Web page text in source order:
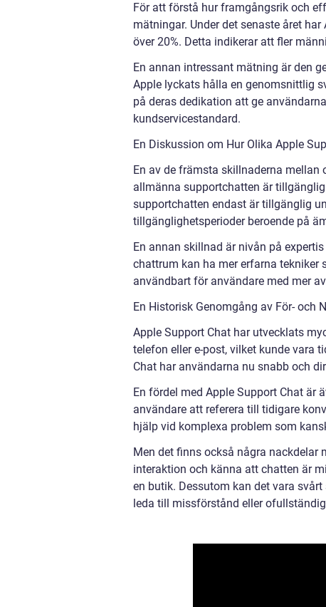
För att förstå hur framgångsrik och
mätningar. Under det senaste året
över 20%. Detta indikerar att fler
En annan intressant mätning är den
Apple lyckats hålla en genomsnittlig
på deras dedikation att ge
kundservicestandard.
En Diskussion om Hur Olika Apple
En av de främsta skillnaderna mellan
allmänna supportchatten är
supportchatten endast är tillgänglig
tillgänglighetsperioder beroende på
En annan skillnad är nivån på
chattrum kan ha mer erfarna
användbart för användare med mer
En Historisk Genomgång av För- och
Apple Support Chat har utvecklats
telefon eller e-post, vilket kunde vara
Chat har användarna nu snabb och
En fördel med Apple Support Chat är
användare att referera till tidigare
hjälp vid komplexa problem som
Men det finns också några nackdelar
interaktion och känna att chatten är
en butik. Dessutom kan det vara
leda till missförstånd eller